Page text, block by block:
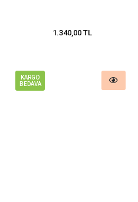
1.340,00 TL
KARGO
BEDAVA